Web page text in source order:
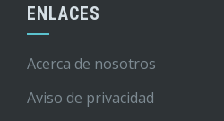
ENLACES
Acerca de nosotros
Aviso de privacidad